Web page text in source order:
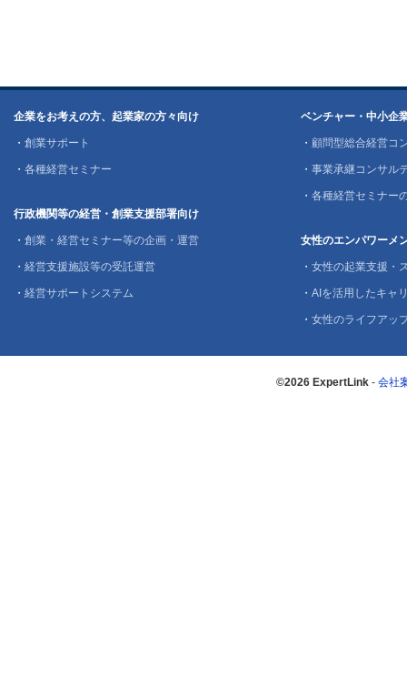
企業をお考えの方、起業家の方々向け
・ 創業サポート
・ 各種経営セミナー
行政機関等の経営・創業支援部署向け
・ 創業・経営セミナー等の企画・運営
・ 経営支援施設等の受託運営
・ 経営サポートシステム
ベンチャー・中小企
・ 顧問型総合経営コ
・ 事業承継コンサル
・ 各種経営セミナー
女性のエンパワーメ
・ 女性の起業支援・
・ AIを活用したキャ
・ 女性のライフアッ
©2026 ExpertLink - 会社